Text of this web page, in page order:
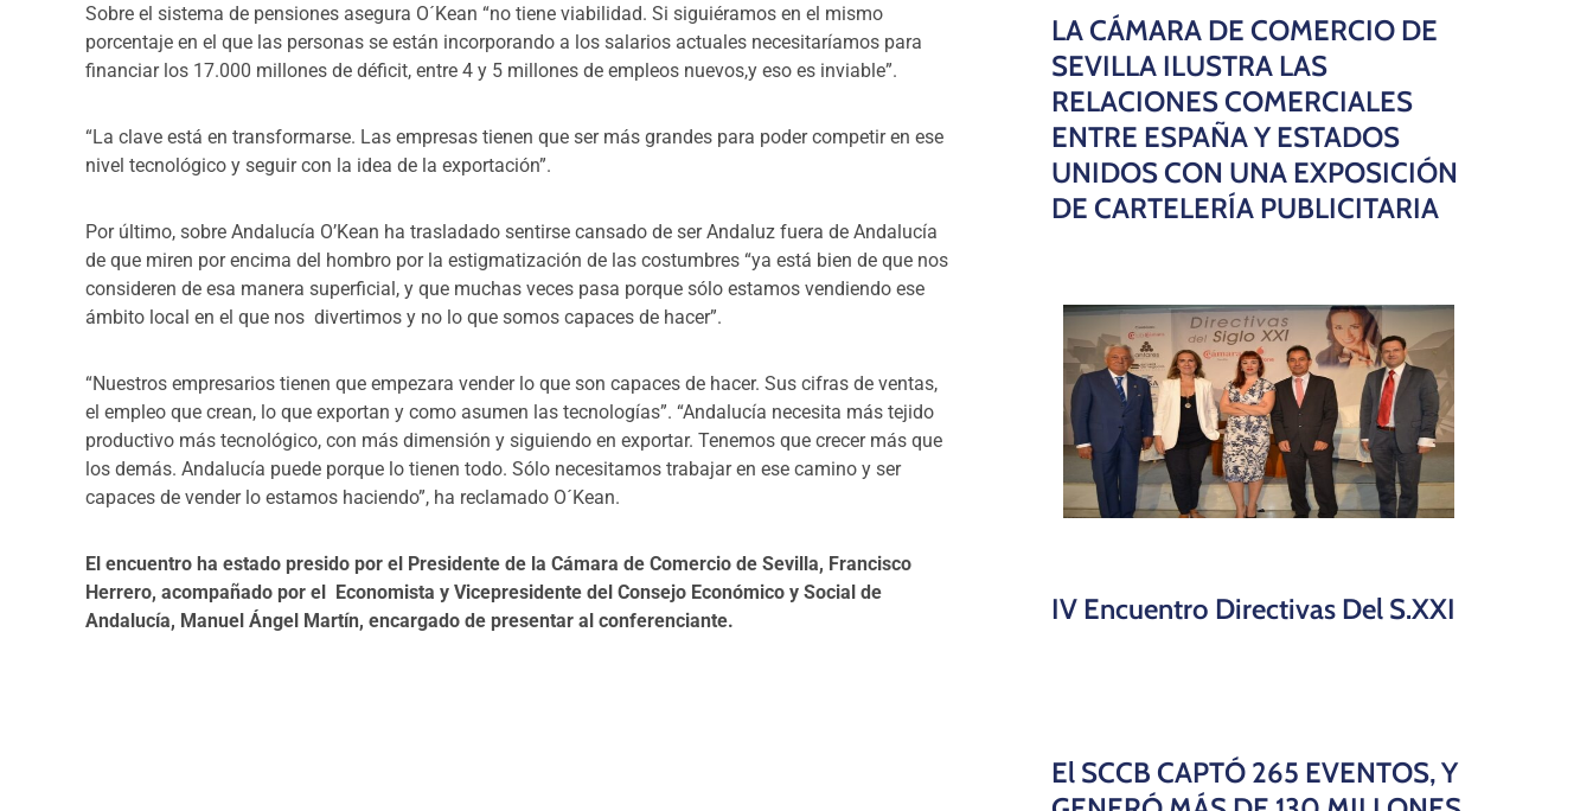
Sobre el sistema de pensiones asegura O´Kean “no tiene viabilidad. Si siguiéramos en el mismo
porcentaje en el que las personas se están incorporando a los salarios actuales necesitaríamos para
financiar los 17.000 millones de déficit, entre 4 y 5 millones de empleos nuevos,y eso es inviable”.
“La clave está en transformarse. Las empresas tienen que ser más grandes para poder competir en ese
nivel tecnológico y seguir con la idea de la exportación”.
Por último, sobre Andalucía O’Kean ha trasladado sentirse cansado de ser Andaluz fuera de Andalucía
de que miren por encima del hombro por la estigmatización de las costumbres “ya está bien de que nos
consideren de esa manera superficial, y que muchas veces pasa porque sólo estamos vendiendo ese
ámbito local en el que nos divertimos y no lo que somos capaces de hacer”.
“Nuestros empresarios tienen que empezara vender lo que son capaces de hacer. Sus cifras de ventas,
el empleo que crean, lo que exportan y como asumen las tecnologías”. “Andalucía necesita más tejido
productivo más tecnológico, con más dimensión y siguiendo en exportar. Tenemos que crecer más que
los demás. Andalucía puede porque lo tienen todo. Sólo necesitamos trabajar en ese camino y ser
capaces de vender lo estamos haciendo”, ha reclamado O´Kean.
El encuentro ha estado presido por el Presidente de la Cámara de Comercio de Sevilla, Francisco
Herrero, acompañado por el Economista y Vicepresidente del Consejo Económico y Social de
Andalucía, Manuel Ángel Martín, encargado de presentar al conferenciante.
LA CÁMARA DE COMERCIO DE
SEVILLA ILUSTRA LAS
RELACIONES COMERCIALES
ENTRE ESPAÑA Y ESTADOS
UNIDOS CON UNA EXPOSICIÓN
DE CARTELERÍA PUBLICITARIA
IV Encuentro Directivas Del S.XXI
El SCCB CAPTÓ 265 EVENTOS, Y